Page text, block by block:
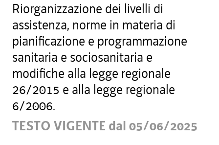
Riorganizzazione dei livelli di
assistenza, norme in materia di
pianificazione e programmazione
sanitaria e sociosanitaria e
modifiche alla legge regionale
26/2015 e alla legge regionale
6/2006.
TESTO VIGENTE dal 05/06/2025